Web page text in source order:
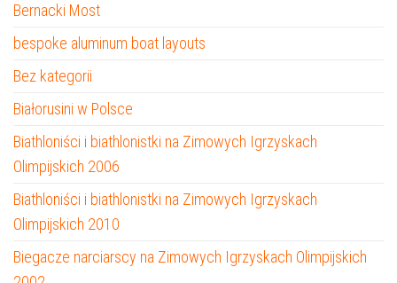
Bernacki Most
bespoke aluminum boat layouts
Bez kategorii
Białorusini w Polsce
Biathloniści i biathlonistki na Zimowych Igrzyskach
Olimpijskich 2006
Biathloniści i biathlonistki na Zimowych Igrzyskach
Olimpijskich 2010
Biegacze narciarscy na Zimowych Igrzyskach Olimpijskich